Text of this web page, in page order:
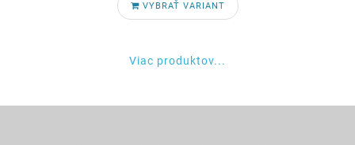
VYBRAŤ VARIANT
Viac produktov...